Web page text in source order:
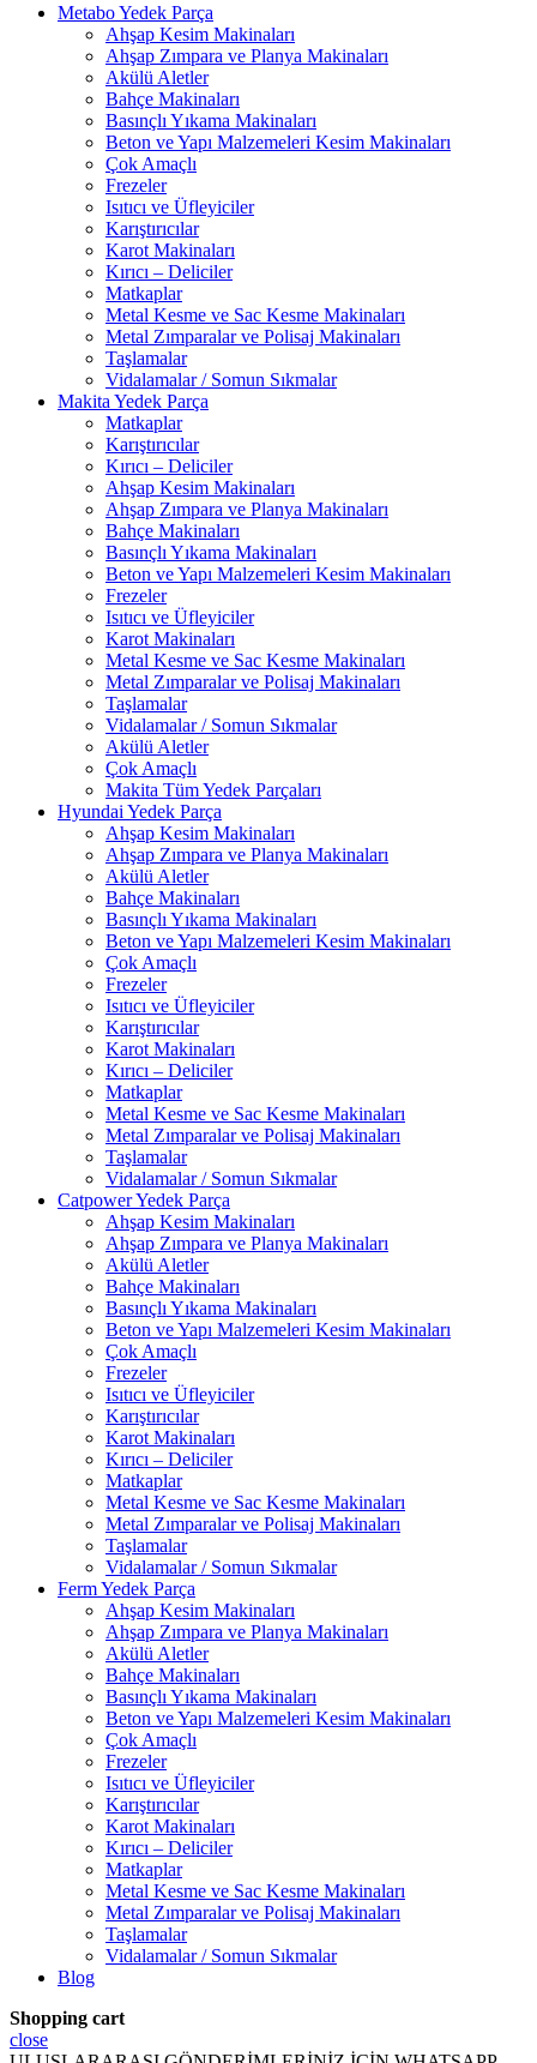
Metabo Yedek Parça
Ahşap Kesim Makinaları
Ahşap Zımpara ve Planya Makinaları
Akülü Aletler
Bahçe Makinaları
Basınçlı Yıkama Makinaları
Beton ve Yapı Malzemeleri Kesim Makinaları
Çok Amaçlı
Frezeler
Isıtıcı ve Üfleyiciler
Karıştırıcılar
Karot Makinaları
Kırıcı – Deliciler
Matkaplar
Metal Kesme ve Sac Kesme Makinaları
Metal Zımparalar ve Polisaj Makinaları
Taşlamalar
Vidalamalar / Somun Sıkmalar
Makita Yedek Parça
Matkaplar
Karıştırıcılar
Kırıcı – Deliciler
Ahşap Kesim Makinaları
Ahşap Zımpara ve Planya Makinaları
Bahçe Makinaları
Basınçlı Yıkama Makinaları
Beton ve Yapı Malzemeleri Kesim Makinaları
Frezeler
Isıtıcı ve Üfleyiciler
Karot Makinaları
Metal Kesme ve Sac Kesme Makinaları
Metal Zımparalar ve Polisaj Makinaları
Taşlamalar
Vidalamalar / Somun Sıkmalar
Akülü Aletler
Çok Amaçlı
Makita Tüm Yedek Parçaları
Hyundai Yedek Parça
Ahşap Kesim Makinaları
Ahşap Zımpara ve Planya Makinaları
Akülü Aletler
Bahçe Makinaları
Basınçlı Yıkama Makinaları
Beton ve Yapı Malzemeleri Kesim Makinaları
Çok Amaçlı
Frezeler
Isıtıcı ve Üfleyiciler
Karıştırıcılar
Karot Makinaları
Kırıcı – Deliciler
Matkaplar
Metal Kesme ve Sac Kesme Makinaları
Metal Zımparalar ve Polisaj Makinaları
Taşlamalar
Vidalamalar / Somun Sıkmalar
Catpower Yedek Parça
Ahşap Kesim Makinaları
Ahşap Zımpara ve Planya Makinaları
Akülü Aletler
Bahçe Makinaları
Basınçlı Yıkama Makinaları
Beton ve Yapı Malzemeleri Kesim Makinaları
Çok Amaçlı
Frezeler
Isıtıcı ve Üfleyiciler
Karıştırıcılar
Karot Makinaları
Kırıcı – Deliciler
Matkaplar
Metal Kesme ve Sac Kesme Makinaları
Metal Zımparalar ve Polisaj Makinaları
Taşlamalar
Vidalamalar / Somun Sıkmalar
Ferm Yedek Parça
Ahşap Kesim Makinaları
Ahşap Zımpara ve Planya Makinaları
Akülü Aletler
Bahçe Makinaları
Basınçlı Yıkama Makinaları
Beton ve Yapı Malzemeleri Kesim Makinaları
Çok Amaçlı
Frezeler
Isıtıcı ve Üfleyiciler
Karıştırıcılar
Karot Makinaları
Kırıcı – Deliciler
Matkaplar
Metal Kesme ve Sac Kesme Makinaları
Metal Zımparalar ve Polisaj Makinaları
Taşlamalar
Vidalamalar / Somun Sıkmalar
Blog
Shopping cart
close